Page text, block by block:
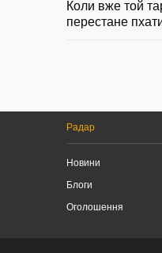
Коли вже той
перестане
Радар
Новини
Блоги
Оголошення